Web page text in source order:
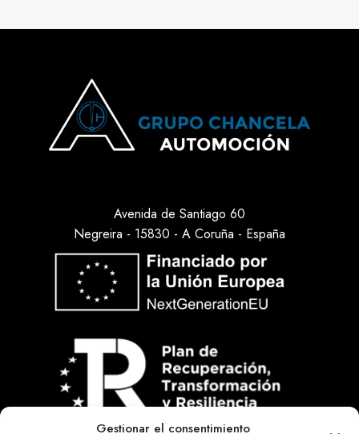
Gestionar el consentimiento
Avenida de Santiago 60
Negreira - 15830 - A Coruña - España